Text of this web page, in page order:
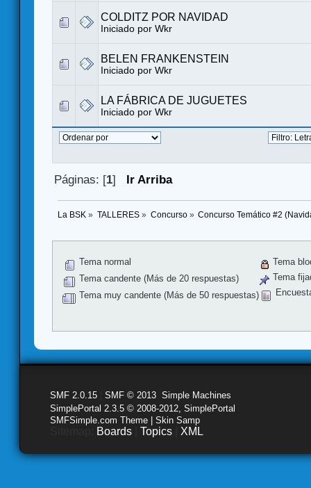
COLDITZ POR NAVIDAD
Iniciado por Wkr
BELEN FRANKENSTEIN
Iniciado por Wkr
LA FÁBRICA DE JUGUETES
Iniciado por Wkr
Páginas: [1] Ir Arriba
La BSK » TALLERES» Concurso» Concurso Temático #2
Tema normal
Tema candente (Más de 20 respuestas)
Tema muy candente (Más de 50 respuestas)
Tema
Tema
SMF 2.0.15 SMF © 2013 Simple Machines
SimplePortal 2.3.5 © 2008-2012, SimplePortal
SMFSimple.com Theme | Skin Samp
Boards Topics XML